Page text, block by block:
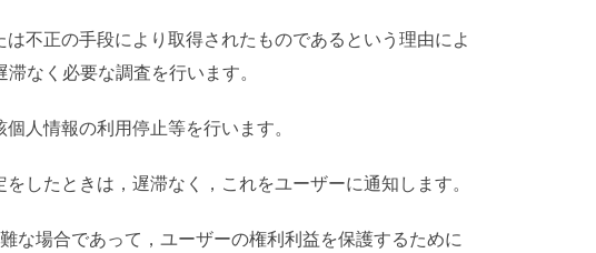
不正の手段により取得されたものであるという理由によ
なく必要な調査を行います。
人情報の利用停止等を行います。
したときは，遅滞なく，これをユーザーに通知します。
な場合であって，ユーザーの権利利益を保護するために